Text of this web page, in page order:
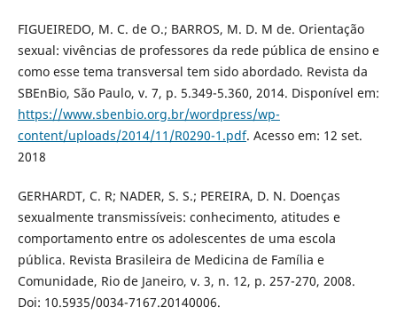
FIGUEIREDO, M. C. de O.; BARROS, M. D. M de. Orientação
sexual: vivências de professores da rede pública de ensino e
como esse tema transversal tem sido abordado. Revista da
SBEnBio, São Paulo, v. 7, p. 5.349-5.360, 2014. Disponível em:
https://www.sbenbio.org.br/wordpress/wp-
content/uploads/2014/11/R0290-1.pdf. Acesso em: 12 set.
2018
GERHARDT, C. R; NADER, S. S.; PEREIRA, D. N. Doenças
sexualmente transmissíveis: conhecimento, atitudes e
comportamento entre os adolescentes de uma escola
pública. Revista Brasileira de Medicina de Família e
Comunidade, Rio de Janeiro, v. 3, n. 12, p. 257-270, 2008.
Doi: 10.5935/0034-7167.20140006.